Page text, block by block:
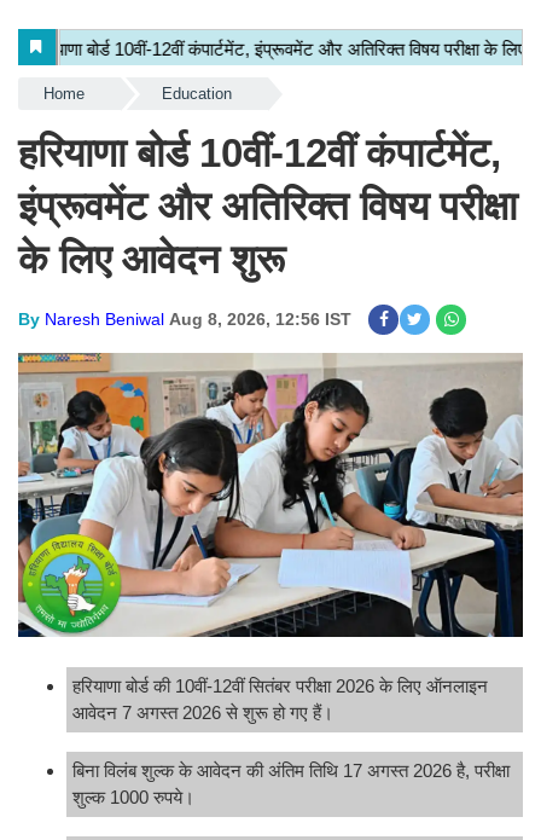
Home Education
हरियाणा बोर्ड 10वीं-12वीं कंपार्टमेंट,
इंप्रूवमेंट और अतिरिक्त विषय परीक्षा
के लिए आवेदन शुरू
By Naresh Beniwal Aug 8, 2026, 12:56 IST
हरियाणा बोर्ड की 10वीं-12वीं सितंबर परीक्षा 2026 के लिए ऑनलाइन
आवेदन 7 अगस्त 2026 से शुरू हो गए हैं।
बिना विलंब शुल्क के आवेदन की अंतिम तिथि 17 अगस्त 2026 है, परीक्षा
शुल्क 1000 रुपये।